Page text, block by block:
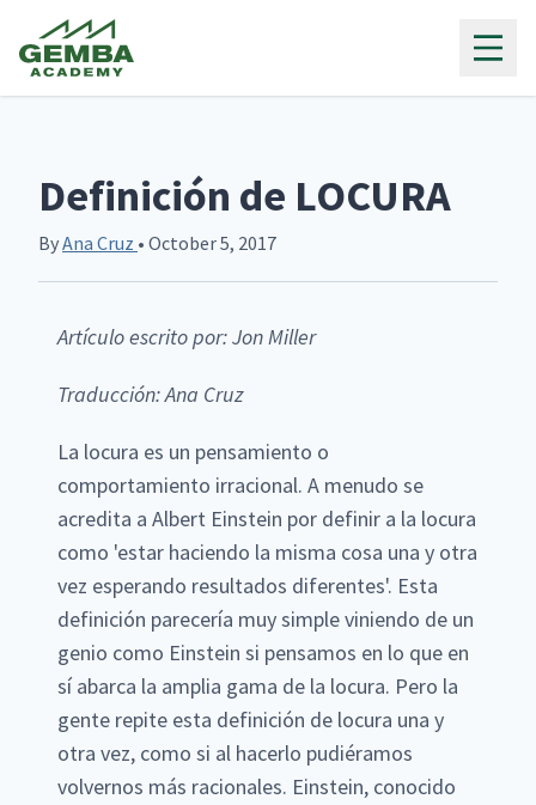
Definición de LOCURA
ByAna Cruz • October 5, 2017
Artículo escrito por: Jon Miller
Traducción: Ana Cruz
La locura es un pensamiento o
comportamiento irracional. A menudo se
acredita a Albert Einstein por definir a la locura
como 'estar haciendo la misma cosa una y otra
vez esperando resultados diferentes'. Esta
definición parecería muy simple viniendo de un
genio como Einstein si pensamos en lo que en
sí abarca la amplia gama de la locura. Pero la
gente repite esta definición de locura una y
otra vez, como si al hacerlo pudiéramos
volvernos más racionales. Einstein, conocido